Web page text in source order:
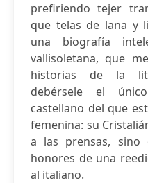
prefiriendo tejer
que telas de lana y
una biografía
vallisoletana, que
historias de la
debérsele el
castellano del que
femenina: su
a las prensas,
honores de una
al italiano.